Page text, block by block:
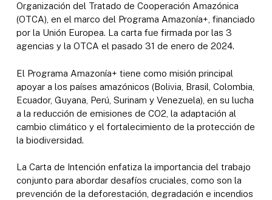
Organización del Tratado de Cooperación Amazónica
(OTCA), en el marco del Programa Amazonía+, financiado
por la Unión Europea. La carta fue firmada por las 3
agencias y la OTCA el pasado 31 de enero de 2024.
El Programa Amazonía+ tiene como misión principal
apoyar a los países amazónicos (Bolivia, Brasil, Colombia,
Ecuador, Guyana, Perú, Surinam y Venezuela), en su lucha
a la reducción de emisiones de CO2, la adaptación al
cambio climático y el fortalecimiento de la protección de
la biodiversidad.
La Carta de Intención enfatiza la importancia del trabajo
conjunto para abordar desafíos cruciales, como son la
prevención de la deforestación, degradación e incendios